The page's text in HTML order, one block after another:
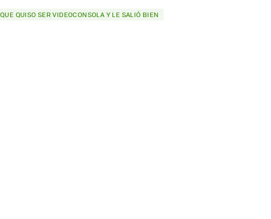
QUISO SER VIDEOCONSOLA Y LE SALIÓ BIEN